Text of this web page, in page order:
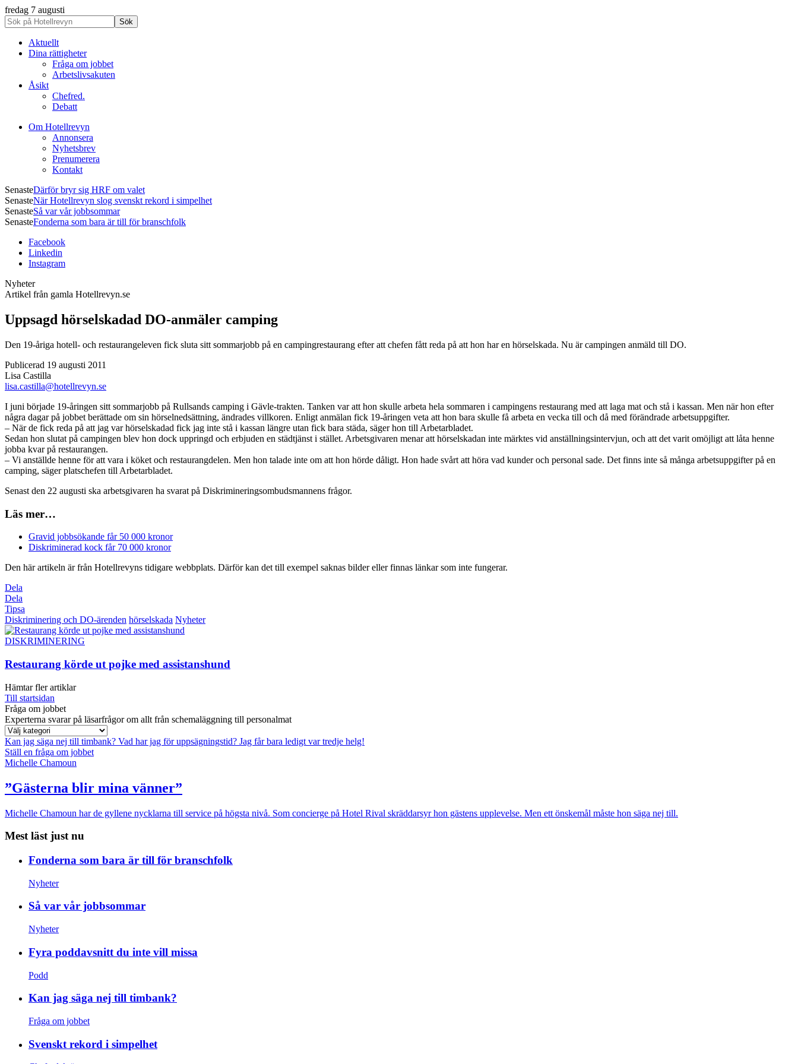
fredag 7 augusti
Aktuellt
Dina rättigheter
Fråga om jobbet
Arbetslivsakuten
Åsikt
Chefred.
Debatt
Om Hotellrevyn
Annonsera
Nyhetsbrev
Prenumerera
Kontakt
SenasteDärför bryr sig HRF om valet
SenasteNär Hotellrevyn slog svenskt rekord i simpelhet
SenasteSå var vår jobbsommar
SenasteFonderna som bara är till för branschfolk
Facebook
Linkedin
Instagram
Nyheter
Artikel från gamla Hotellrevyn.se
Uppsagd hörselskadad DO-anmäler camping
Den 19-åriga hotell- och restaurangeleven fick sluta sitt sommarjobb på en campingrestaurang efter att chefen fått reda på att hon har en hörselskada. Nu är campingen anmäld till DO.
Publicerad 19 augusti 2011
Lisa Castilla
lisa.castilla@hotellrevyn.se
I juni började 19-åringen sitt sommarjobb på Rullsands camping i Gävle-trakten. Tanken var att hon skulle arbeta hela sommaren i campingens restaurang med att laga mat och stå i kassan. Men när hon efter
några dagar på jobbet berättade om sin hörselnedsättning, ändrades villkoren. Enligt anmälan fick 19-åringen veta att hon bara skulle få arbeta en vecka till och då med förändrade arbetsuppgifter.
– När de fick reda på att jag var hörselskadad fick jag inte stå i kassan längre utan fick bara städa, säger hon till Arbetarbladet.
Sedan hon slutat på campingen blev hon dock uppringd och erbjuden en städtjänst i stället. Arbetsgivaren menar att hörselskadan inte märktes vid anställningsintervjun, och att det varit omöjligt att låta henne
jobba kvar på restaurangen.
– Vi anställde henne för att vara i köket och restaurangdelen. Men hon talade inte om att hon hörde dåligt. Hon hade svårt att höra vad kunder och personal sade. Det finns inte så många arbetsuppgifter på en
camping, säger platschefen till Arbetarbladet.
Senast den 22 augusti ska arbetsgivaren ha svarat på Diskrimineringsombudsmannens frågor.
Läs mer…
Gravid jobbsökande får 50 000 kronor
Diskriminerad kock får 70 000 kronor
Den här artikeln är från Hotellrevyns tidigare webbplats. Därför kan det till exempel saknas bilder eller finnas länkar som inte fungerar.
Dela
Dela
Tipsa
Diskriminering och DO-ärenden hörselskada Nyheter
DISKRIMINERING
Restaurang körde ut pojke med assistanshund
Hämtar fler artiklar
Till startsidan
Fråga om jobbet
Experterna svarar på läsarfrågor om allt från schemaläggning till personalmat
Kan jag säga nej till timbank? Vad har jag för uppsägningstid? Jag får bara ledigt var tredje helg!
Ställ en fråga om jobbet
Michelle Chamoun
”Gästerna blir mina vänner”
Michelle Chamoun har de gyllene nycklarna till service på högsta nivå. Som concierge på Hotel Rival skräddarsyr hon gästens upp­levelse. Men ett önskemål måste hon säga nej till.
Mest läst just nu
Fonderna som bara är till för branschfolk
Nyheter
Så var vår jobbsommar
Nyheter
Fyra poddavsnitt du inte vill missa
Podd
Kan jag säga nej till timbank?
Fråga om jobbet
Svenskt rekord i simpelhet